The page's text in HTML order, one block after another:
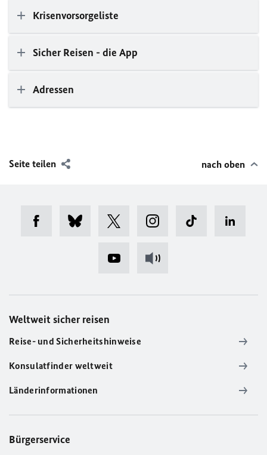
Krisenvorsorgeliste
Sicher Reisen - die App
Adressen
Seite teilen nach oben
Weltweit sicher reisen
Reise- und Sicherheitshinweise
Konsulatfinder weltweit
Länderinformationen
Bürgerservice